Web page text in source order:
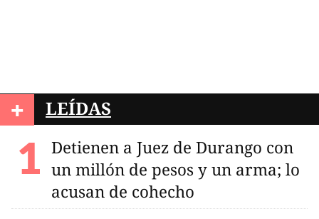
+ LEÍDAS
Detienen a Juez de Durango con
un millón de pesos y un arma; lo
acusan de cohecho